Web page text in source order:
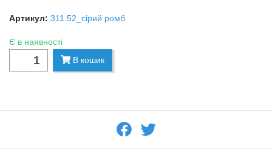
Артикул: 311.52_сірий ромб
Є в наявності
В кошик